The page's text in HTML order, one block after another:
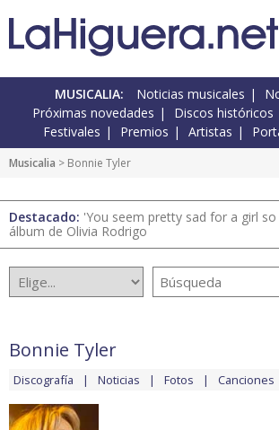
MUSICALIA: Noticias musicales
Próximas novedades
Discos históricos
Festivales
Premios Artistas
Musicalia > Bonnie Tyler
Destacado: 'You seem pretty sad for a girl
álbum de Olivia Rodrigo
Bonnie Tyler
Discografía Noticias Fotos Canciones